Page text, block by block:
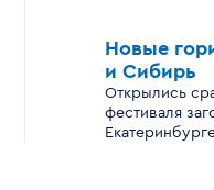
Новые
и Сибирь
Открылись
фестиваля